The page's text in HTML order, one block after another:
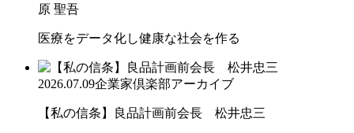
原 聖吾
医療をデータ化し健康な社会を作る
2026.07.09企業家倶楽部アーカイブ
【私の信条】良品計画前会長 松井忠三